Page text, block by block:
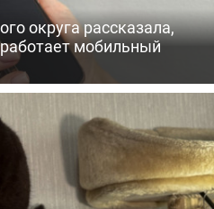
округа рассказала,
мобильный